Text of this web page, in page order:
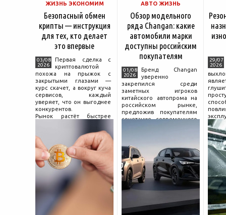
ЖИЗНЬ ЭКОНОМИМ
Безопасный обмен
крипты — инструкция
для тех, кто делает
это впервые
03/08
2026
Первая сделка с
криптовалютой
похожа на прыжок с
закрытыми глазами —
курс скачет, а вокруг куча
сервисов, каждый
уверяет, что он выгоднее
конкурентов.
Рынок растёт быстрее
поведения на нём.
Петербургские
криптообменники,
московские
АВТО ЖИЗНЬ
Обзор модельного
ряда Changan: какие
автомобили марки
доступны российским
покупателям
01/08
2026
Бренд Changan
уверенно
закрепился среди
заметных игроков
китайского автопрома на
российском рынке,
предложив покупателям
сочетание современного
насчитывает несколько
десятилетий
29/07
2026
и